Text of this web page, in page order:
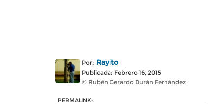
Por: Rayito
Publicada: Febrero 16, 2015
© Rubén Gerardo Durán Fernández
PERMALINK: